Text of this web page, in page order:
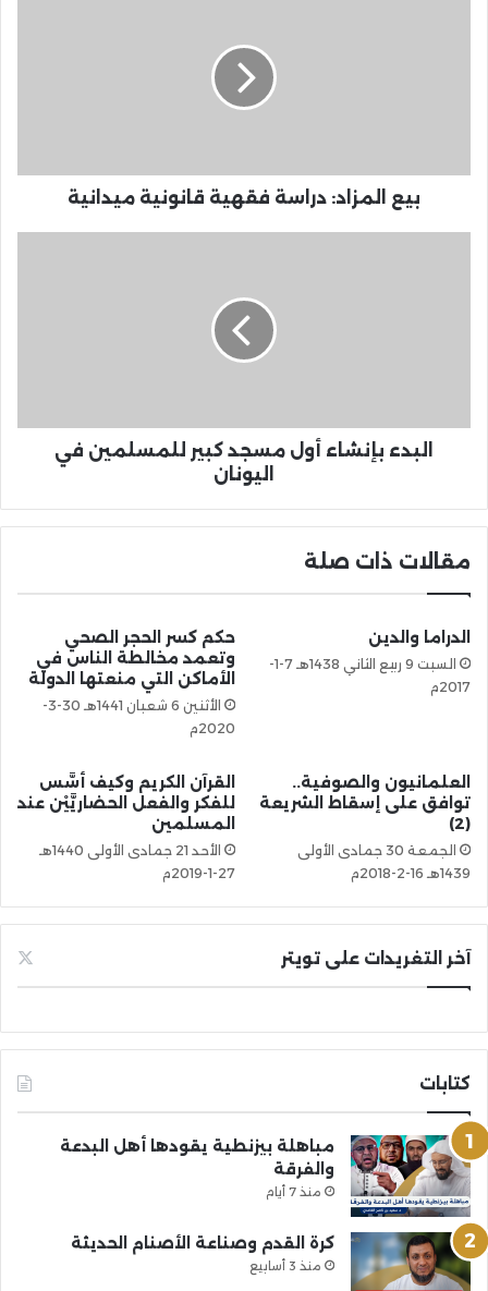
بيع المزاد: دراسة فقهية قانونية ميدانية
البدء بإنشاء أول مسجد كبير للمسلمين في
اليونان
مقالات ذات صلة
الدراما والدين
السبت 9 ربيع الثاني 1438هـ 7-1-
2017م
حكم كسر الحجر الصحي
وتعمد مخالطة الناس في
الأماكن التي منعتها الدولة
الأثنين 6 شعبان 1441هـ 30-3-
2020م
العلمانيون والصوفية..
توافق على إسقاط الشريعة
(2)
الجمعة 30 جمادى الأولى
1439هـ 16-2-2018م
القرآن الكريم وكيف أسَّس
للفكر والفعل الحضاريَّيْن عند
المسلمين
الأحد 21 جمادى الأولى 1440هـ
27-1-2019م
آخر التغريدات على تويتر
كتابات
مباهلة بيزنطية يقودها أهل البدعة
والفرقة
منذ 7 أيام
كرة القدم وصناعة الأصنام الحديثة
منذ 3 أسابيع